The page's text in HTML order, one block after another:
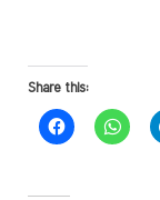
Share this: